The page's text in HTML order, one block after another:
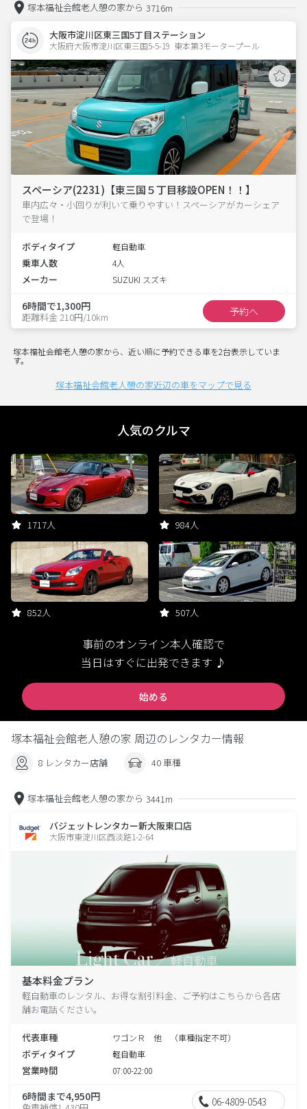
塚本福祉会館老人憩の家から 3716m
大阪市淀川区東三国5丁目ステーション
大阪府大阪市淀川区東三国5-5-19  東本第3モータープール
スペーシア(2231)【東三国５丁目移設OPEN！！】
車内広々・小回りが利いて乗りやすい！スペーシアがカーシェア
で登場！
ボディタイプ 軽自動車
乗車人数 4人
メーカー SUZUKI スズキ
6時間で1,300円
距離料金 210円/10km 予約へ
塚本福祉会館老人憩の家から、近い順に予約できる車を2台表示していま
す。
塚本福祉会館老人憩の家近辺の車をマップで見る
人気のクルマ
1717人 984人
852人 507人
事前のオンライン本人確認で
当日はすぐに出発できます ♪
始める
塚本福祉会館老人憩の家 周辺のレンタカー情報
8 レンタカー店舗 40 車種
塚本福祉会館老人憩の家から 3441m
バジェットレンタカー新大阪東口店
大阪市東淀川区西淡路1-2-64
基本料金プラン
軽自動車のレンタル、お得な割引料金、ご予約はこちらから各店
舗お電話ください。
代表車種 ワゴンＲ 他 （車種指定不可）
ボディタイプ 軽自動車
営業時間 07:00-22:00
6時間まで4,950円 06-4809-0543